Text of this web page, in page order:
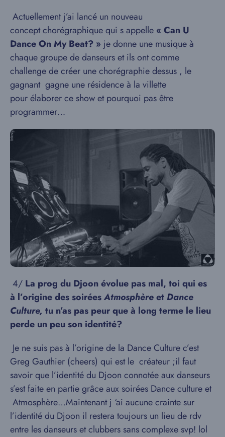
Actuellement j’ai lancé un nouveau
concept chorégraphique qui s appelle« Can U
Dance On My Beat? » je donne une musique à
chaque groupe de danseurs et ils ont comme
challenge de créer une chorégraphie dessus , le
gagnant gagne une résidence à la villette
pour élaborer ce show et pourquoi pas être
programmer…
4/​ La prog du Djoon évolue pas mal, toi qui es
à l’origine des soiréesAtmosphèreet Dance
Culture, tu n’as pas peur que à long terme le lieu
perde un peu son identité?
Je ne suis pas à l’origine de la Dance Culture c’est
Greg Gauthier (cheers) qui est le créateur ;il faut
savoir que l’identité du Djoon connotée aux danseurs
s’est faite en partie grâce aux soirées Dance culture et
Atmosphère…Maintenant j ‘ai aucune crainte sur
l’identité du Djoon il restera toujours un lieu de rdv
entre les danseurs et clubbers sans complexe svp! lol